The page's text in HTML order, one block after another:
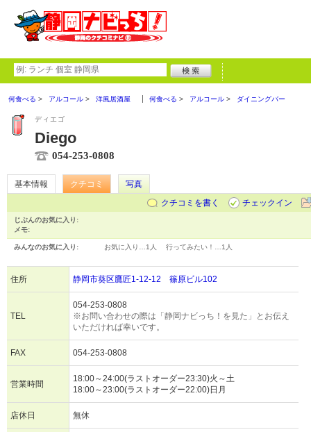
何食べる アルコール 洋風居酒屋 何食べる アルコール ダイニングバー
ディエゴ
Diego
054-253-0808
基本情報 クチコミ
写真
クチコミを書く
チェックイン
じぶんのお気に入り:
メモ:
みんなのお気に入り: お気に入り… 1人 行ってみたい！… 1人
住所 静岡市葵区鷹匠1-12-12 篠原ビル102
TEL
054-253-0808
※お問い合わせの際は「静岡ナビっち！を見た」とお伝え
いただければ幸いです。
FAX 054-253-0808
営業時間
18:00～24:00(ラストオーダー23:30)火～土
18:00～23:00(ラストオーダー22:00)日月
店休日 無休